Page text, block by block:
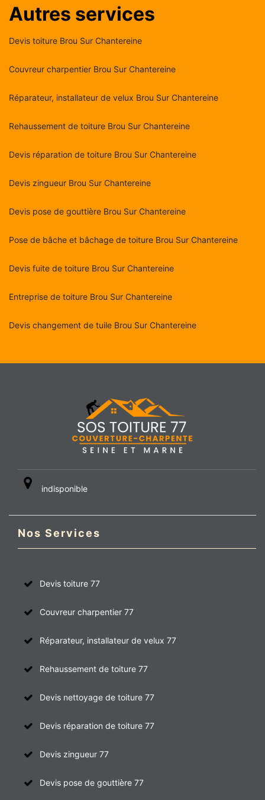
Autres services
Devis toiture Brou Sur Chantereine
Couvreur charpentier Brou Sur Chantereine
Réparateur, installateur de velux Brou Sur Chantereine
Rehaussement de toiture Brou Sur Chantereine
Devis réparation de toiture Brou Sur Chantereine
Devis zingueur Brou Sur Chantereine
Devis pose de gouttière Brou Sur Chantereine
Pose de bâche et bâchage de toiture Brou Sur Chantereine
Devis fuite de toiture Brou Sur Chantereine
Entreprise de toiture Brou Sur Chantereine
Devis changement de tuile Brou Sur Chantereine
indisponible
Nos Services
Devis toiture 77
Couvreur charpentier 77
Réparateur, installateur de velux 77
Rehaussement de toiture 77
Devis nettoyage de toiture 77
Devis réparation de toiture 77
Devis zingueur 77
Devis pose de gouttière 77